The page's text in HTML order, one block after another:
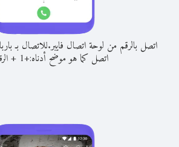
اتصل بالرقم من لوحة اتصال فايبر.للاتصال بـ
اتصل كما هو موضح أدناه:+
1
+